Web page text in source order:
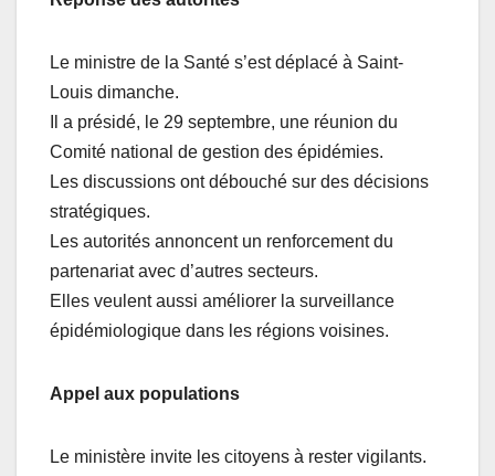
Le ministre de la Santé s’est déplacé à Saint-
Louis dimanche.
Il a présidé, le 29 septembre, une réunion du
Comité national de gestion des épidémies.
Les discussions ont débouché sur des décisions
stratégiques.
Les autorités annoncent un renforcement du
partenariat avec d’autres secteurs.
Elles veulent aussi améliorer la surveillance
épidémiologique dans les régions voisines.
Appel aux populations
Le ministère invite les citoyens à rester vigilants.